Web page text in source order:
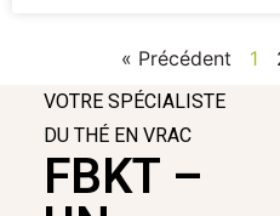
« Précédent 1
VOTRE SPÉCIALISTE
DU THÉ EN VRAC
FBKT –